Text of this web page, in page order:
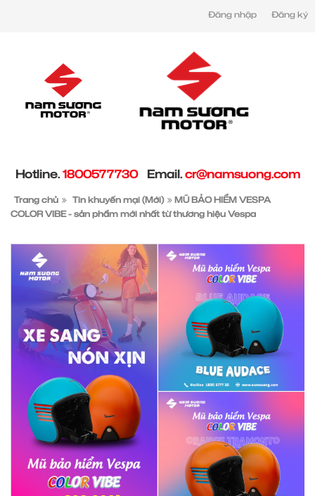
Đăng nhập Đăng ký
Hotline.1800577730 Email.cr@namsuong.com
Trang chủ Tin khuyến mại (Mới)
MŨ BẢO HIỂM VESPA
COLOR VIBE - sản phẩm mới nhất từ thương hiệu Vespa